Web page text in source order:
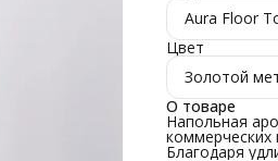
Aura Floor
Цвет
Золотой
О товаре
Напольная
Благодаря